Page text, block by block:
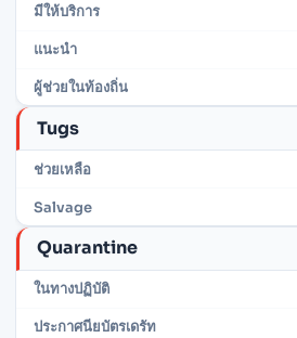
มีให้บริการ
แนะนำ
ผู้ช่วยในท้องถิ่น
Tugs
ช่วยเหลือ
Salvage
Quarantine
ในทางปฏิบัติ
ประกาศนียบัตรเดรัท